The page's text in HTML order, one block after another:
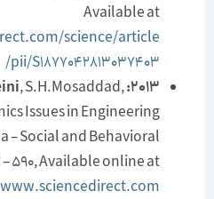
Available at
science/article
/pii/S1877042813037403
2013:
Naeini, S.H.Mosaddad,
Issues in Engineering
– Social and Behavioral
) 587 – 590, Available online at
www.sciencedirect.com